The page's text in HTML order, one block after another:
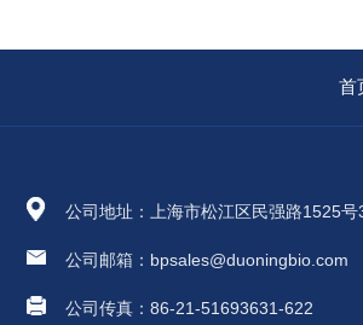
首
公司地址：上海市松江区民强路1525号
公司邮箱：bpsales@duoningbio.com
公司传真：86-21-51693631-622